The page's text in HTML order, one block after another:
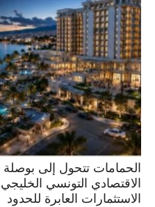
الحمامات تتحول إلى بوصلة
الاقتصادي التونسي
الاستثمارات العابرة للحدود